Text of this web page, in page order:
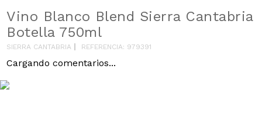
Vino Blanco Blend Sierra Cantabria
Botella 750ml
SIERRA CANTABRIA REFERENCIA: 979391
Cargando comentarios...